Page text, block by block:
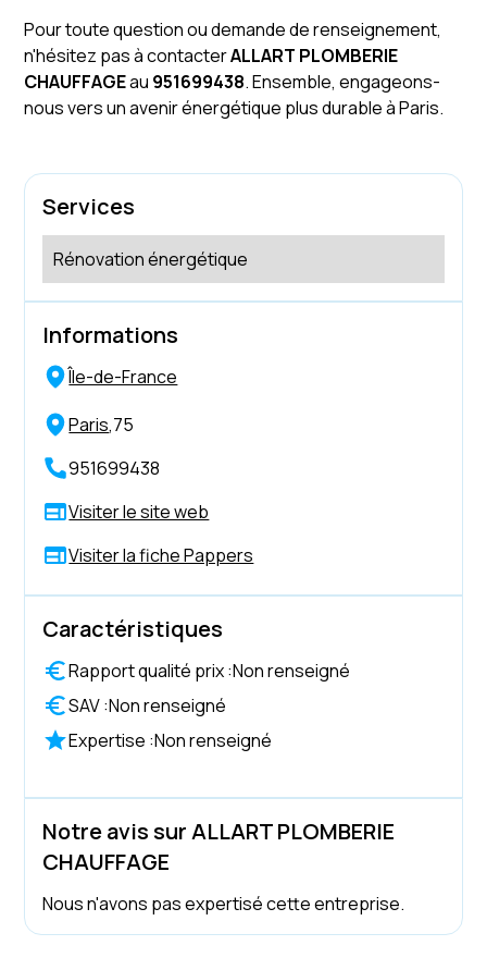
Pour toute question ou demande de renseignement,
n'hésitez pas à contacterALLART PLOMBERIE
CHAUFFAGEau 951699438. Ensemble, engageons-
nous vers un avenir énergétique plus durable à Paris.
Services
Rénovation énergétique
Informations
Île-de-France
Paris,75
951699438
Visiter le site web
Visiter la fiche Pappers
Caractéristiques
Rapport qualité prix :Non renseigné
SAV :Non renseigné
Expertise :Non renseigné
Notre avis sur ALLART PLOMBERIE
CHAUFFAGE
Nous n'avons pas expertisé cette entreprise.